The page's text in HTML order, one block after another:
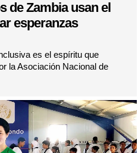
de Zambia usan el
esperanzas
es el espíritu que
la Asociación Nacional de